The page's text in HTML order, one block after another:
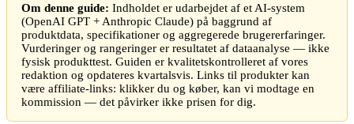
Om denne guide: Indholdet er udarbejdet af et AI-system
(OpenAI GPT + Anthropic Claude) på baggrund af
produktdata, specifikationer og aggregerede brugererfaringer.
Vurderinger og rangeringer er resultatet af dataanalyse — ikke
fysisk produkttest. Guiden er kvalitetskontrolleret af vores
redaktion og opdateres kvartalsvis. Links til produkter kan
være affiliate-links: klikker du og køber, kan vi modtage en
kommission — det påvirker ikke prisen for dig.